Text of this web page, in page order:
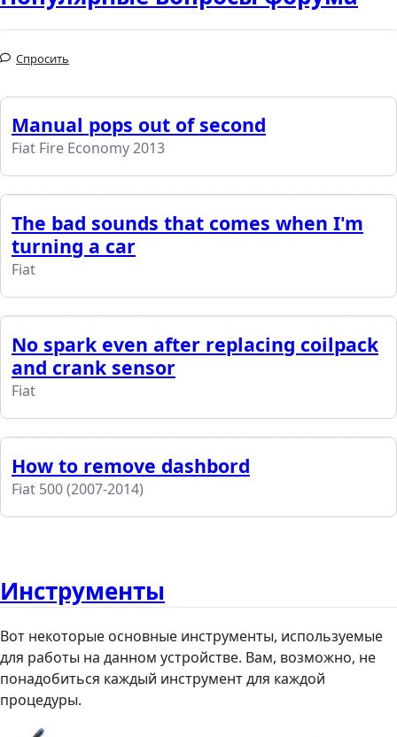
Спросить
Manual pops out of second
Fiat Fire Economy 2013
The bad sounds that comes when I'm
turning a car
Fiat
No spark even after replacing coilpack
and crank sensor
Fiat
How to remove dashbord
Fiat 500 (2007-2014)
Инструменты
Вот некоторые основные инструменты, используемые
для работы на данном устройстве. Вам, возможно, не
понадобиться каждый инструмент для каждой
процедуры.